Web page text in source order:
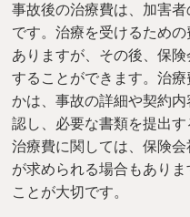
事故後の治療費は、加害
です。治療を受けるため
ありますが、その後、保
することができます。治
かは、事故の詳細や契約
認し、必要な書類を提出す
治療費に関しては、保険
が求められる場合もあり
ことが大切です。